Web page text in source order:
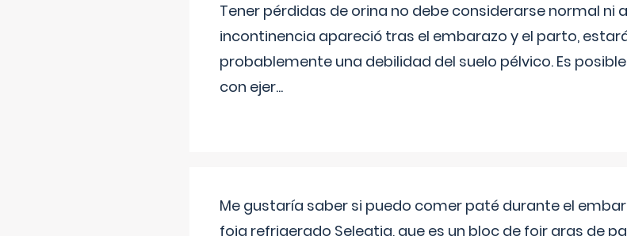
Tener pérdidas de orina no debe considerarse normal ni
incontinencia apareció tras el embarazo y el parto,
probablemente una debilidad del suelo pélvico. Es
con ejer...
Me gustaría saber si puedo comer paté durante el
foia refrigerado Seleqtia, que es un bloc de foir gras de